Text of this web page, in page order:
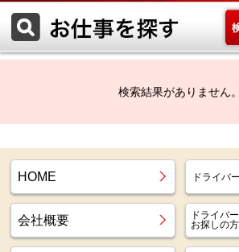
検索結果がありません。
HOME ドライバ
会社概要
ドライバ
お探しの